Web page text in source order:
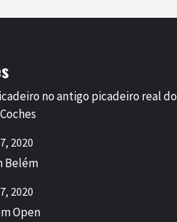
no antigo picadeiro real do
2020
Belém
2020
Open